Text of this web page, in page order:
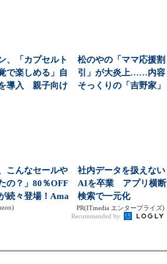
、「カプセルト
で楽しめる」自
導入 親子向け
松のやの「ママ応援割
引」が大炎上……内容
そっくりの「吉野家」
こんなセールや
の？」80％OFF
続々登場！Ama
気が...
社内データを扱えない
AIを卒業 アプリ横断
検索で一元化
PR(ITmedia エンタープライズ)
Recommended by